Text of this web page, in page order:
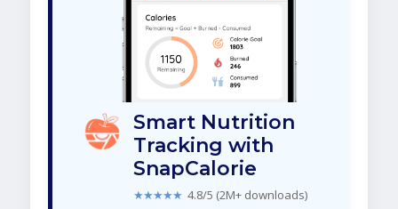
Smart Nutrition
Tracking with
SnapCalorie
★★★★★ 4.8/5 (2M+ downloads)